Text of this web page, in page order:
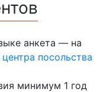
анкета — на
посольства
минимум 1 год